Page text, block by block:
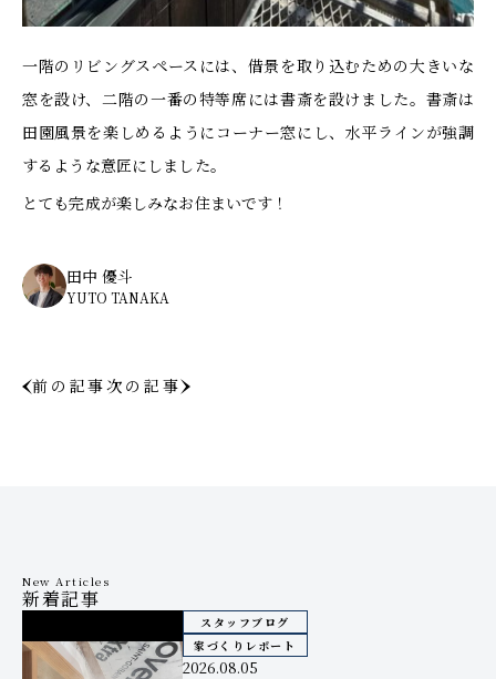
一階のリビングスペースには、借景を取り込むための大きいな
窓を設け、二階の一番の特等席には書斎を設けました。書斎は
田園風景を楽しめるようにコーナー窓にし、水平ラインが強調
するような意匠にしました。
とても完成が楽しみなお住まいです！
田中 優斗
YUTO TANAKA
前の記事次の記事
New Articles
新着記事
スタッフブログ
家づくりレポート
2026.08.05